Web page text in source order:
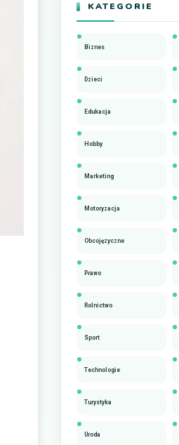
KATEGORIE
Biznes
Dzieci
Edukacja
Hobby
Marketing
Motoryzacja
Obcojęzyczne
Prawo
Rolnictwo
Sport
Technologie
Turystyka
Uroda